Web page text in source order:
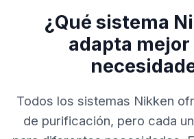
¿Qué sistema
adapta mejor
Todos los sistemas Nikken
de purificación, pero cada